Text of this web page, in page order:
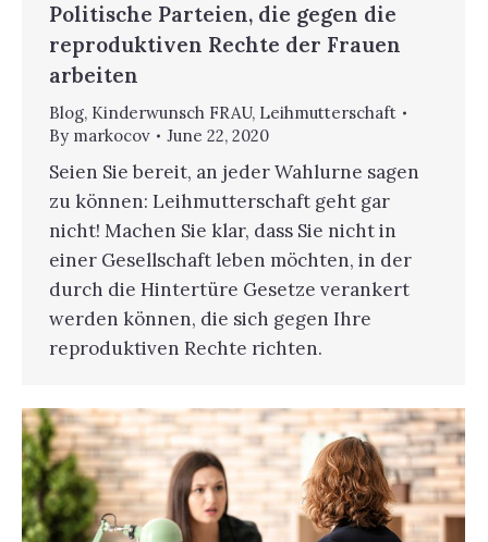
Politische Parteien, die gegen die
reproduktiven Rechte der Frauen
arbeiten
Blog, Kinderwunsch FRAU, Leihmutterschaft
By markocov June 22, 2020
Seien Sie bereit, an jeder Wahlurne sagen
zu können: Leihmutterschaft geht gar
nicht! Machen Sie klar, dass Sie nicht in
einer Gesellschaft leben möchten, in der
durch die Hintertüre Gesetze verankert
werden können, die sich gegen Ihre
reproduktiven Rechte richten.